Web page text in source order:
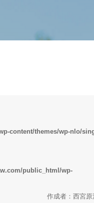
content/themes/wp-nlo/
public_html/wp-
作成者：西宮